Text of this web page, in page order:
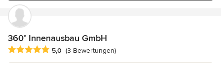
360° Innenausbau GmbH
Durchschnittliche Bewertung: 5 von 5 Sternen
5,0 (3 Bewertungen)